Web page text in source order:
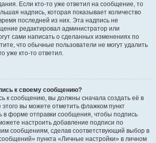
Если кто-то уже ответил на сообщение, то
надпись, которая показывает количество
последней из них. Эта надпись не
редактировал администратор или
сами написать о сделанных изменениях по
что обычные пользователи не могут удалить
уже кто-то ответил.
к своему сообщению?
к сообщению, вы должны сначала создать её в
вы можете отметить флажком пункт
в форме отправки сообщения, чтобы подпись
настроить добавление подписи по
сообщениям, сделав соответствующий выбор в
пункта «Личные настройки» в личном